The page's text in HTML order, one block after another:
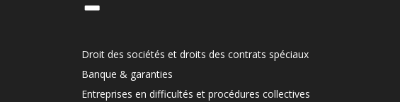
Droit des sociétés et droits des contrats spéciaux
Banque & garanties
Entreprises en difficultés et procédures collectives